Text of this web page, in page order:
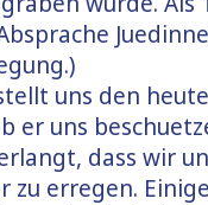
uns den
er uns
dass wir
zu erregen.